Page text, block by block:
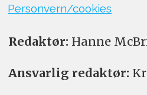
Personvern/cookies
Redaktør: Hanne
Ansvarlig redaktør: